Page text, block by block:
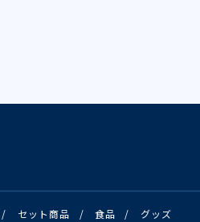
/ セット商品 / 食品 / グッズ